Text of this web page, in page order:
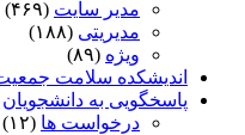
مدیر سایت (۴۶۹)
مدیریتی (۱۸۸)
ویژه (۸۹)
اندیشکده سلامت
پاسخگویی به دانشجویان
درخواست ها (۱۲)